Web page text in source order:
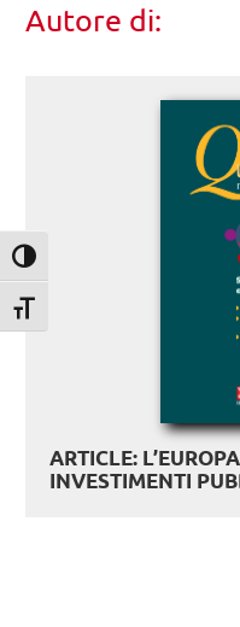
Attiva/disattiva alto
Attiva/disattiva
Autore di:
ARTICLE:
INVESTIMENTI